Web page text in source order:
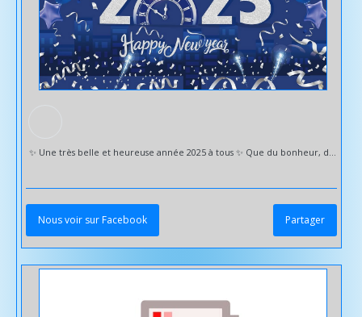
Nous voir sur Facebook Partager